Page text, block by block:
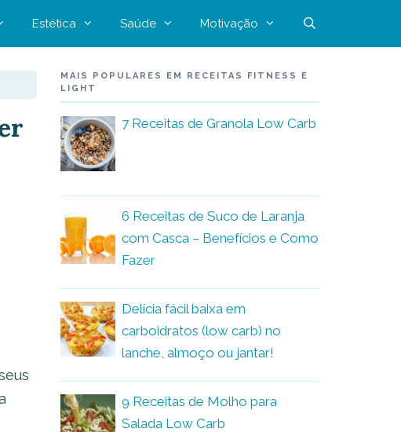
Estética Saúde Motivação
MAIS POPULARES EM RECEITAS FITNESS E
LIGHT
7 Receitas de Granola Low Carb
6 Receitas de Suco de Laranja
com Casca – Benefícios e Como
Fazer
Delícia fácil baixa em
carboidratos (low carb) no
lanche, almoço ou jantar!
9 Receitas de Molho para
Salada Low Carb